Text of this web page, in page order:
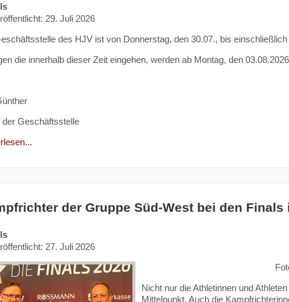
29. Juli 2026
des HJV ist von Donnerstag, den 30.07., bis
die innerhalb dieser Zeit eingehen, werden ab Montag, den
der Geschäftsstelle
der Gruppe Süd-West bei den Finals
27. Juli 2026
Nicht nur die Athletinnen und
Mittelpunkt. Auch die